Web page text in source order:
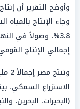
إجمالي الإنتاج
الاستزراع السمكي،
(البحيرات، البحرين، والنيل)